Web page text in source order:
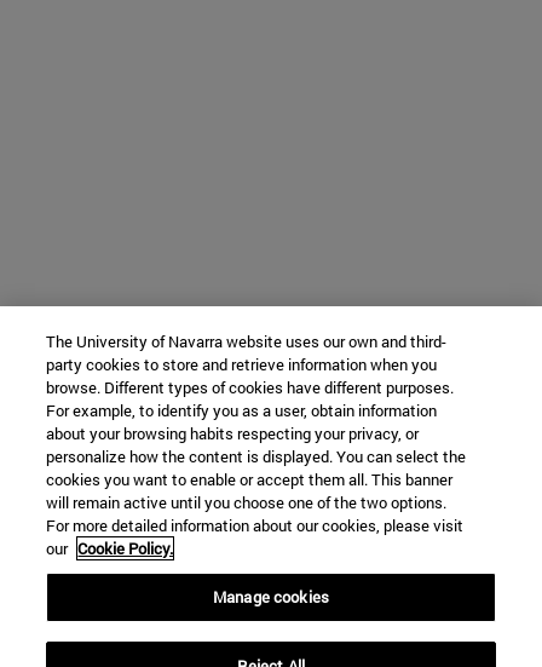
The University of Navarra website uses our own and third-
party cookies to store and retrieve information when you
browse. Different types of cookies have different purposes.
For example, to identify you as a user, obtain information
about your browsing habits respecting your privacy, or
personalize how the content is displayed. You can select the
cookies you want to enable or accept them all. This banner
will remain active until you choose one of the two options.
For more detailed information about our cookies, please visit
our Cookie Policy.
Manage cookies